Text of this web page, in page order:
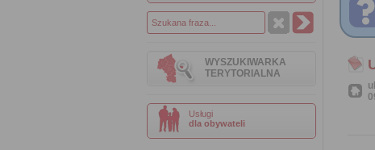
WYSZUKIWARKA
TERYTORIALNA
Usługi
dla obywateli